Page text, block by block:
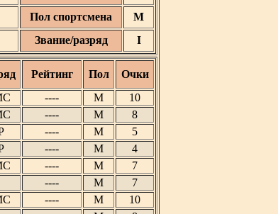
Пол спортсмена
М
Звание/разряд I
Рейтинг Пол
Очки
---- М
10
---- М
8
---- М
5
---- М
4
---- М
7
---- М
7
---- М
10